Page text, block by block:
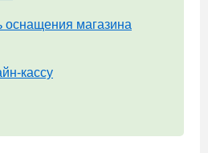
оснащения магазина
кассу